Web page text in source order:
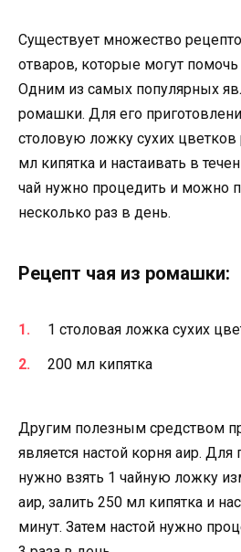
Существует множество
отваров, которые могут помочь
Одним из самых популярных
ромашки. Для его
столовую ложку сухих
мл кипятка и настаивать в
чай нужно процедить и можно
несколько раз в день.
Рецепт чая из ромашки:
1 столовая ложка сухих
200 мл кипятка
Другим полезным средством
является настой корня аир. Для
нужно взять 1 чайную ложку
аир, залить 250 мл кипятка и
минут. Затем настой нужно